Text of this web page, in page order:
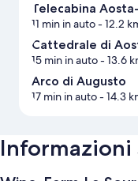
Telecabina
11 min in auto- 12.2
Cattedrale di
15 min in auto- 13.6
Arco di Augusto
17 min in auto- 14.3
Informazioni